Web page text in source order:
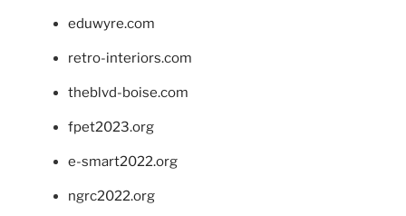
eduwyre.com
retro-interiors.com
theblvd-boise.com
fpet2023.org
e-smart2022.org
ngrc2022.org